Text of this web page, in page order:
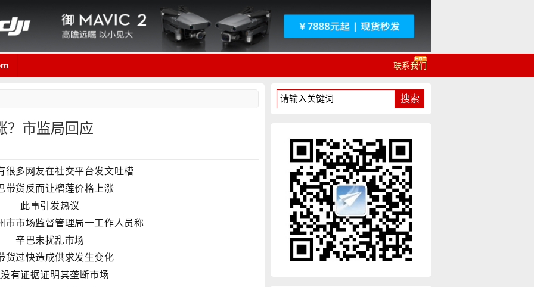
联系我们
？市监局回应
很多网友在社交平台发文吐槽
带货反而让榴莲价格上涨
此事引发热议
市市场监督管理局一工作人员称
辛巴未扰乱市场
货过快造成供求发生变化
有证据证明其垄断市场
搜索